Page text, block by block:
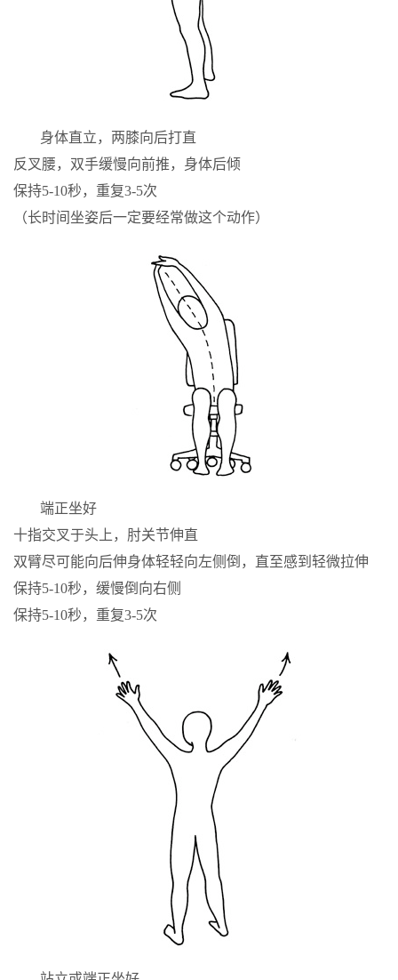
身体直立，两膝向后打直
反叉腰，双手缓慢向前推，身体后倾
保持5-10秒，重复3-5次
（长时间坐姿后一定要经常做这个动作）
端正坐好
十指交叉于头上，肘关节伸直
双臂尽可能向后伸身体轻轻向左侧倒，直至感到轻微拉伸
保持5-10秒，缓慢倒向右侧
保持5-10秒，重复3-5次